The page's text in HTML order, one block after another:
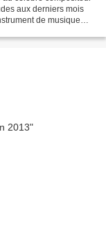
aux derniers mois
de musique